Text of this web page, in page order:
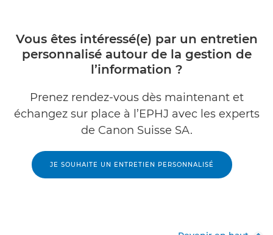
Vous êtes intéressé(e) par un entretien
personnalisé autour de la gestion de
l’information ?
Prenez rendez-vous dès maintenant et
échangez sur place à l’EPHJ avec les experts
de Canon Suisse SA.
JE SOUHAITE UN ENTRETIEN PERSONNALISÉ